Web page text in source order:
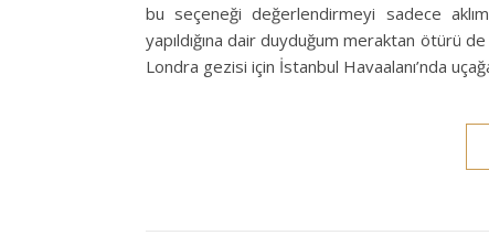
bu seçeneği değerlendirmeyi sadece
yapıldığına dair duyduğum meraktan ötürü
Londra gezisi için İstanbul Havaalanı’nda